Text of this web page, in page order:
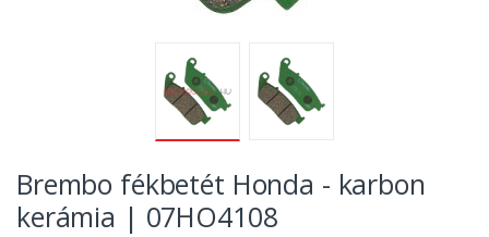
Brembo fékbetét Honda - karbon
kerámia | 07HO4108